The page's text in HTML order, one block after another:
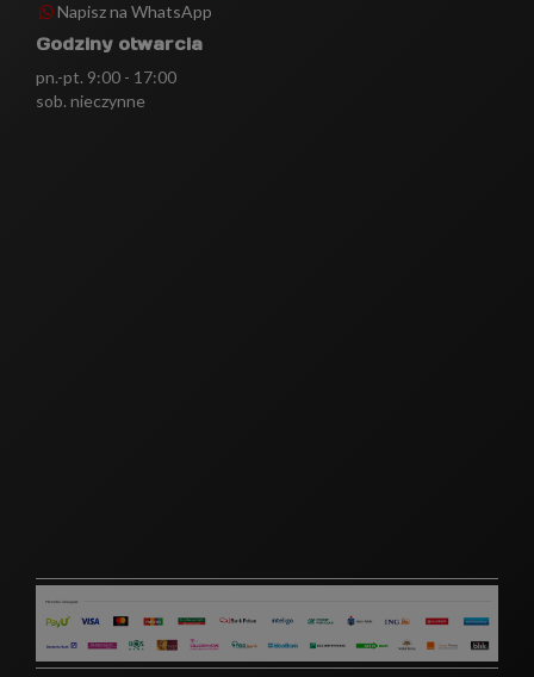
Napisz na WhatsApp
Godziny otwarcia
pn.-pt. 9:00 - 17:00
sob. nieczynne